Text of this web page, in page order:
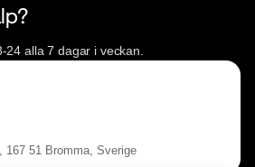
alla 7 dagar i veckan.
167 51 Bromma, Sverige